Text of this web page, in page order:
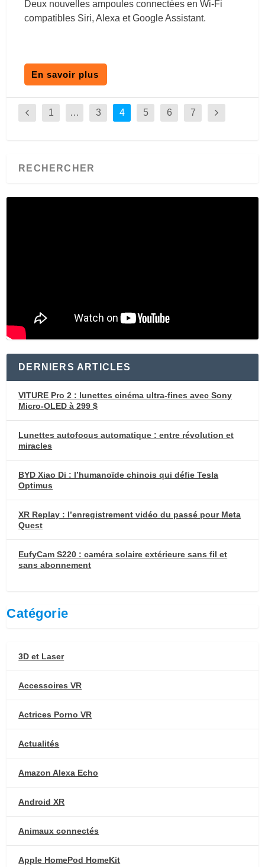
Deux nouvelles ampoules connectées en Wi-Fi
compatibles Siri, Alexa et Google Assistant.
En savoir plus
1 … 3 4 5 6 7
DERNIERS ARTICLES
VITURE Pro 2 : lunettes cinéma ultra-fines avec Sony
Micro-OLED à 299 $
Lunettes autofocus automatique : entre révolution et
miracles
BYD Xiao Di : l’humanoïde chinois qui défie Tesla
Optimus
XR Replay : l’enregistrement vidéo du passé pour Meta
Quest
EufyCam S220 : caméra solaire extérieure sans fil et
sans abonnement
Catégorie
3D et Laser
Accessoires VR
Actrices Porno VR
Actualités
Amazon Alexa Echo
Android XR
Animaux connectés
Apple HomePod HomeKit